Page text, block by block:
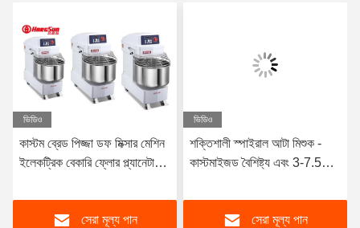
ভিডিও
কাস্টম ব্রেড পিজ্জা ডফ মিক্সার মেশিন
ইলেকট্রিক বেকারি ফ্লোর প্ল্যানেটারি
সেরা মূল্য পান
ভিডিও
শক্তিশালী স্পাইরাল আটা মিশুক -
কাস্টমাইজড বৈশিষ্ট্য এবং 3-7.5
সেরা মূল্য পান